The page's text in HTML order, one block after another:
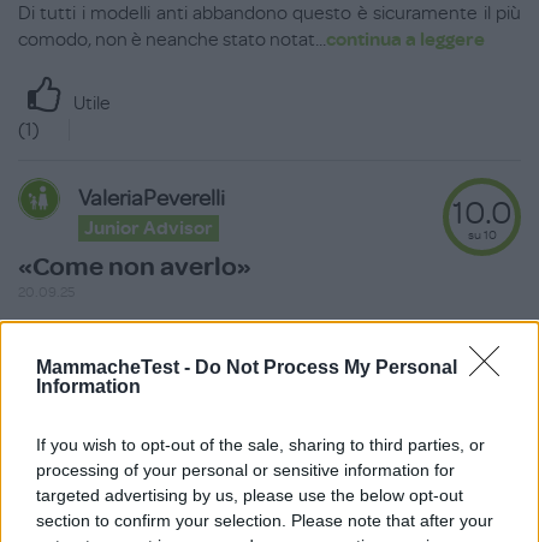
MammacheTest - Do Not Process My Personal
Information
If you wish to opt-out of the sale, sharing to third parties, or
processing of your personal or sensitive information for
targeted advertising by us, please use the below opt-out
section to confirm your selection. Please note that after your
Di tutti i modelli anti abbandono questo è sicuramente il più
comodo, non è neanche stato notat...continua a leggere
Utile
(1)
ValeriaPeverelli
Junior Advisor
«Come non averlo»
10.0
su 10
averlo per i bambini sotto i quatt...continua a leggere
)
Denigiu9523 7.6